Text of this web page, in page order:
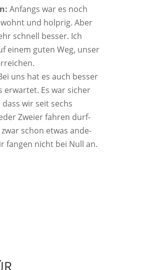
Anfangs war es noch
und holp­rig. Aber
schnell bes­ser. Ich
einem guten Weg, unser
uns hat es auch bes­ser
erwar­tet. Es war sicher
wir seit sechs
Zwei­er fah­ren durf­
schon etwas ande­
fan­gen nicht bei Null an.